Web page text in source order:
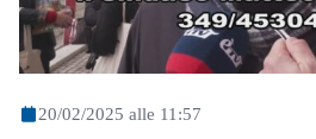
20/02/2025 alle 11:57